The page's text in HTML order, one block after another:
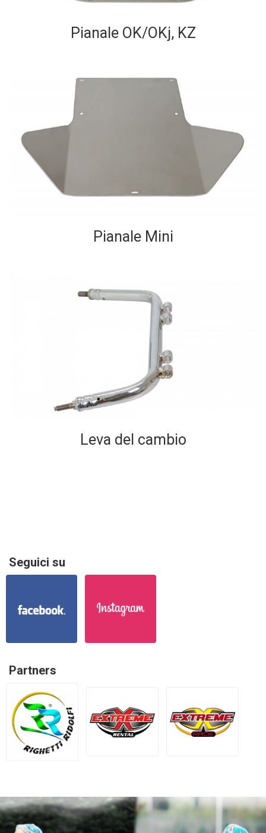
Pianale OK/OKj, KZ
Pianale Mini
Leva del cambio
Seguici su
Partners